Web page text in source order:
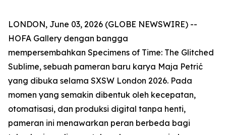
LONDON, June 03, 2026 (GLOBE NEWSWIRE) --
HOFA Gallery dengan bangga
mempersembahkan Specimens of Time: The Glitched
Sublime, sebuah pameran baru karya Maja Petrić
yang dibuka selama SXSW London 2026. Pada
momen yang semakin dibentuk oleh kecepatan,
otomatisasi, dan produksi digital tanpa henti,
pameran ini menawarkan peran berbeda bagi